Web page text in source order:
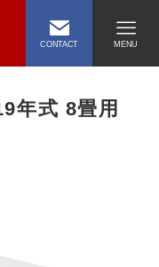
CONTACT MENU
年式 8畳用